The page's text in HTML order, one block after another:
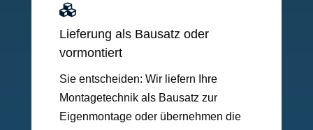

Lieferung als Bausatz oder
vormontiert
Sie entscheiden: Wir liefern Ihre
Montagetechnik als Bausatz zur
Eigenmontage oder übernehmen die